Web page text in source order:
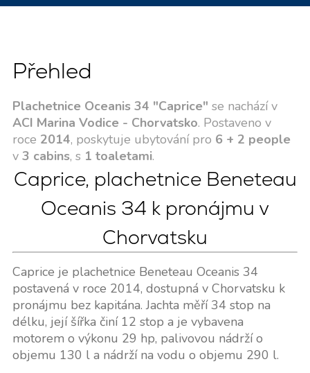
Přehled
Plachetnice Oceanis 34 "Caprice" se nachází v
ACI Marina Vodice - Chorvatsko. Postaveno v
roce 2014, poskytuje ubytování pro 6 + 2 people
v 3 cabins, s 1 toaletami.
Caprice, plachetnice Beneteau
Oceanis 34 k pronájmu v
Chorvatsku
Caprice je plachetnice Beneteau Oceanis 34
postavená v roce 2014, dostupná v Chorvatsku k
pronájmu bez kapitána. Jachta měří 34 stop na
délku, její šířka činí 12 stop a je vybavena
motorem o výkonu 29 hp, palivovou nádrží o
objemu 130 l a nádrží na vodu o objemu 290 l.